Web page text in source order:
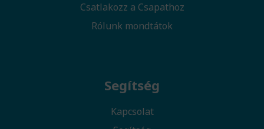
Csatlakozz a Csapathoz
Rólunk mondtátok
Segítség
Kapcsolat